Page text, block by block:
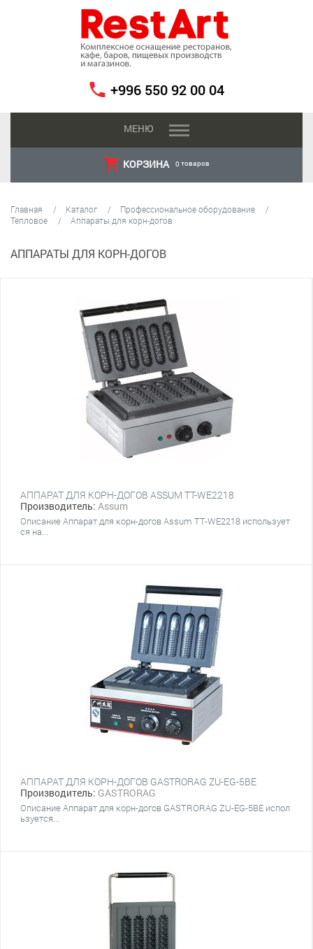
+996 550 92 00 04
МЕНЮ
КОРЗИНА 0 товаров
Главная Каталог
Профессиональное оборудование
Тепловое
Аппараты для корн-догов
АППАРАТЫ ДЛЯ КОРН-ДОГОВ
АППАРАТ ДЛЯ КОРН-ДОГОВ ASSUM ТТ-WE2218
Производитель: Assum
Описание Аппарат для корн-догов Assum ТТ-WE2218 использует
ся на...
АППАРАТ ДЛЯ КОРН-ДОГОВ GASTRORAG ZU-EG-5BE
Производитель: GASTRORAG
Описание Аппарат для корн-догов GASTRORAG ZU-EG-5BE испол
ьзуется...